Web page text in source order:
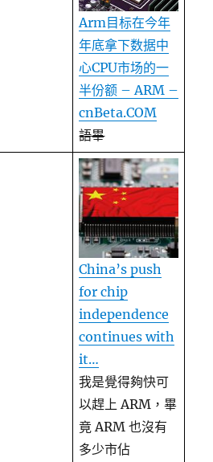
Arm目标在今年
年底拿下数据中
心CPU市场的一
半份额 – ARM –
cnBeta.COM
語畢
China’s push
for chip
independence
continues with
it…
我是覺得夠快可
以趕上 ARM，畢
竟 ARM 也沒有
多少市佔